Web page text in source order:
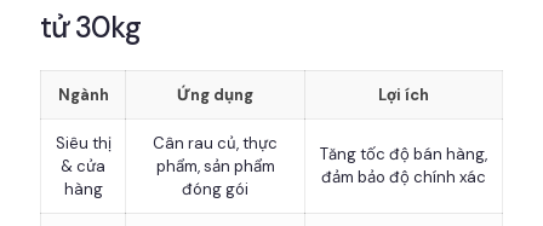
tử 30kg
Ngành Ứng dụng Lợi ích
Siêu thị
& cửa
hàng
Cân rau củ, thực
phẩm, sản phẩm
đóng gói
Tăng tốc độ bán hàng,
đảm bảo độ chính xác